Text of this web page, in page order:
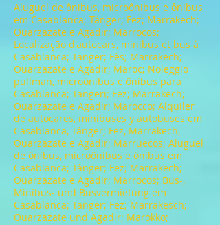
Aluguel de ônibus, microônibus e ônibus
em Casablanca; Tânger; Fez; Marrakech;
Ouarzazate e Agadir; Marrocos;
Localização d'autocars, minibus et bus à
Casablanca; Tanger; Fès; Marrakech;
Ouarzazate e Agadir; Maroc; Noleggio
pullman, microônibus e ônibus para
Casablanca; Tangeri; Fez; Marrakech;
Ouarzazate e Agadir; Marocco; Alquiler
de autocares, minibuses y autobuses em
Casablanca, Tánger; Fez, Marrakech,
Ouarzazate e Agadir; Marruecos; Aluguel
de ônibus, microônibus e ônibus em
Casablanca; Tânger; Fez; Marrakech;
Ouarzazate e Agadir; Marrocos; Bus-,
Minibus- und Busvermietung em
Casablanca; Tanger; Fez; Marrakesch;
Ouarzazate und Agadir; Marokko;